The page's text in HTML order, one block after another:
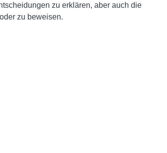
zu erklären, aber auch die
zu beweisen.